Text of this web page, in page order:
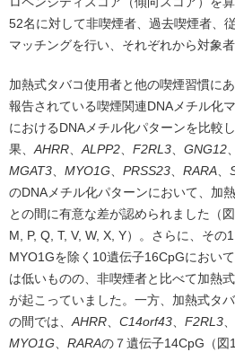
52名に対して非喫煙者、過去喫煙者、
マッチングを行い、それぞれから対象者
加熱式タバコ使用者と他の喫煙習慣に
報告されている喫煙関連DNAメチル化
におけるDNAメチル化パターンを比較
果、 AHRR ALPP2 F2RL3 GNG12
MGAT3
MYO1G PRSS23 RARA
のDNAメチル化パターンにおいて、加
との間に有意な差が認められました（
M, P, Q, T, V, W, X, Y）。さらに、その
MYO1Gを除く10遺伝子16CpGにおい
は低いものの、非喫煙者と比べて加熱
が起こっていました。一方、加熱式タ
の間では、 AHRR C14orf43 F2RL3
MYO1G
RARAの７遺伝子14CpG（図